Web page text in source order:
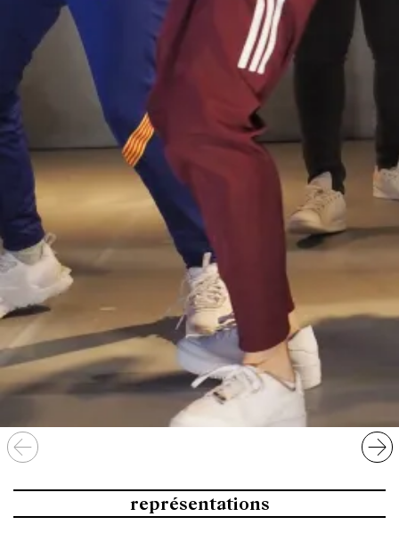
de Saint-Quentin-en-Yvelines, Maison des Pratiques
Artistiques Amateurs à Paris, Le Safran - Scène
conventionnée, Maison du Théâtre à Amiens, Théâtre de
Poche à Bruxelles, Mairie de La Courneuve - Houdremont
centre culturel, Fondation SNCF, Ministère de la Culture
(aide au compagnonnage), Région Île-de-France (aide à la
création), Département du Val-de-Marne, Département des
Yvelines, Jeune Théâtre National.
représentations